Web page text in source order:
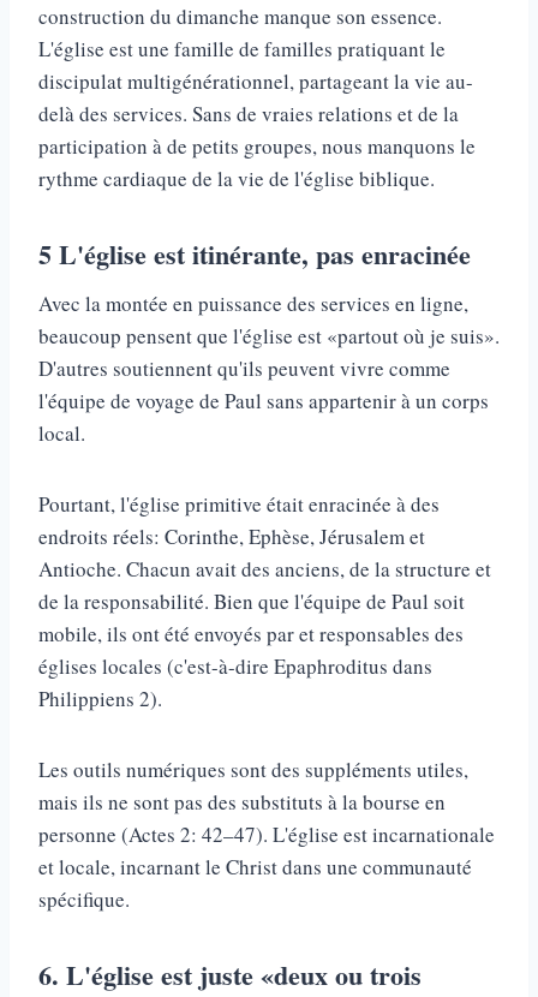
construction du dimanche manque son essence.
L'église est une famille de familles pratiquant le
discipulat multigénérationnel, partageant la vie au-
delà des services. Sans de vraies relations et de la
participation à de petits groupes, nous manquons le
rythme cardiaque de la vie de l'église biblique.
5L'église est itinérante, pas enracinée
Avec la montée en puissance des services en ligne,
beaucoup pensent que l'église est «partout où je suis».
D'autres soutiennent qu'ils peuvent vivre comme
l'équipe de voyage de Paul sans appartenir à un corps
local.
Pourtant, l'église primitive était enracinée à des
endroits réels: Corinthe, Ephèse, Jérusalem et
Antioche. Chacun avait des anciens, de la structure et
de la responsabilité. Bien que l'équipe de Paul soit
mobile, ils ont été envoyés par et responsables des
églises locales (c'est-à-dire Epaphroditus dans
Philippiens 2).
Les outils numériques sont des suppléments utiles,
mais ils ne sont pas des substituts à la bourse en
personne (Actes 2: 42–47). L'église est incarnationale
et locale, incarnant le Christ dans une communauté
spécifique.
6. L'église est juste «deux ou trois